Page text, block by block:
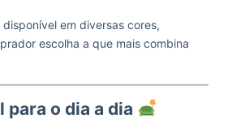
disponível em diversas cores,
escolha a que mais combina
o dia a dia